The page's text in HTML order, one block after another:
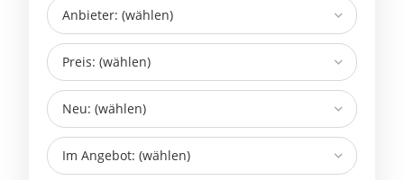
Anbieter: (wählen)
Preis: (wählen)
Neu: (wählen)
Im Angebot: (wählen)